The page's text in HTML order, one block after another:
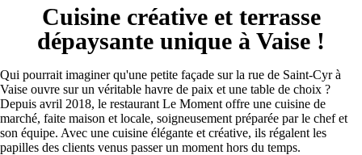
Cuisine créative et terrasse
dépaysante unique à Vaise !
Qui pourrait imaginer qu'une petite façade sur la rue de Saint-Cyr à
Vaise ouvre sur un véritable havre de paix et une table de choix ?
Depuis avril 2018, le restaurant Le Moment offre une cuisine de
marché, faite maison et locale, soigneusement préparée par le chef et
son équipe. Avec une cuisine élégante et créative, ils régalent les
papilles des clients venus passer un moment hors du temps.